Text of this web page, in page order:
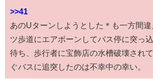
>>41
あのUターンしようとした＊も一方間
ツ歩道にエアボーンしてバス停に突っ
待ち、歩行者に宝飾店の水槽破壊され
ぐバスに追突したのは不幸中の幸い。